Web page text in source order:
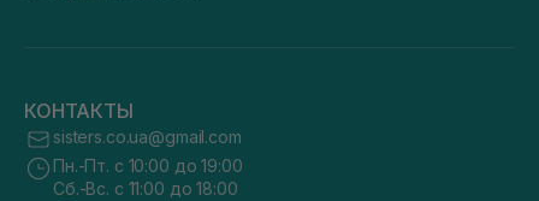
КОНТАКТЫ
sisters.co.ua@gmail.com
Пн.-Пт. с 10:00 до 19:00
Сб.-Вс. с 11:00 до 18:00